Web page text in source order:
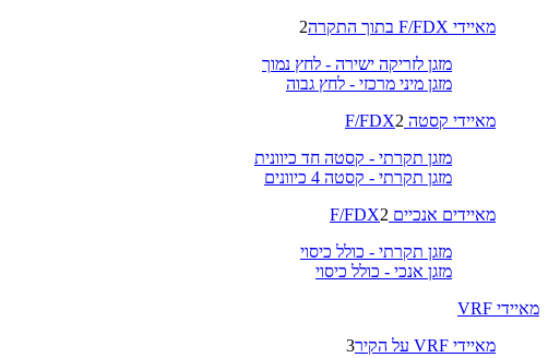
מאיידי F/FDX בתוך התקרה
2
מזגן לזריקה ישירה - לחץ נמוך
מזגן מיני מרכזי - לחץ גבוה
מאיידי קסטה F/FDX 2
מזגן תקרתי - קסטה חד כיוונית
מזגן תקרתי - קסטה 4 כיוונים
מאיידים אנכיים F/FDX 2
מזגן תקרתי - כולל כיסוי
מזגן אנכי - כולל כיסוי
מאיידי VRF
מאיידי VRF על הקיר
3